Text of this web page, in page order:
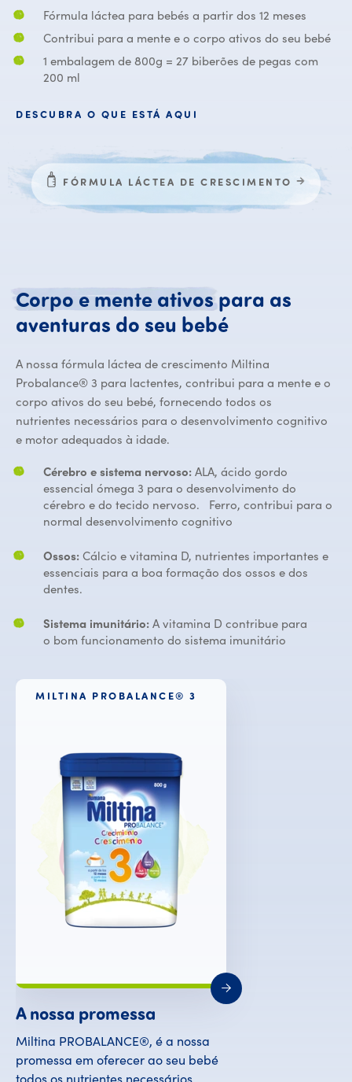
Fórmula láctea para bebés a partir dos 12 meses
Contribui para a mente e o corpo ativos do seu bebé
1 embalagem de 800g = 27 biberões de pegas com
200 ml
DESCUBRA O QUE ESTÁ AQUI
FÓRMULA LÁCTEA DE CRESCIMENTO
Corpo e mente ativos para as
aventuras do seu bebéCorpo e
A nossa fórmula láctea de crescimento Miltina
Probalance® 3 para lactentes, contribui para a mente e o
corpo ativos do seu bebé, fornecendo todos os
nutrientes necessários para o desenvolvimento cognitivo
e motor adequados à idade.
Cérebro e sistema nervoso: ALA, ácido gordo
essencial ómega 3 para o desenvolvimento do
cérebro e do tecido nervoso.
Ferro, contribui para o
normal desenvolvimento cognitivo
Ossos: Cálcio e vitamina D, nutrientes importantes e
essenciais para a boa formação dos ossos e dos
dentes.
Sistema imunitário: A vitamina D contribue para
o bom funcionamento do sistema imunitário
MILTINA PROBALANCE® 3
A nossa promessa
Miltina PROBALANCE®, é a nossa
promessa em oferecer ao seu bebé
todos os nutrientes necessários,